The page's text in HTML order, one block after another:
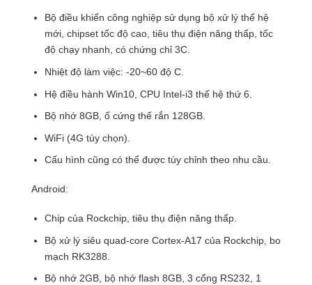
Bộ điều khiển công nghiệp sử dụng bộ xử lý thế hệ
mới, chipset tốc độ cao, tiêu thụ điện năng thấp, tốc
độ chạy nhanh, có chứng chỉ 3C.
Nhiệt độ làm việc: -20~60 độ C.
Hệ điều hành Win10, CPU Intel-i3 thế hệ thứ 6.
Bộ nhớ 8GB, ổ cứng thể rắn 128GB.
WiFi (4G tùy chọn).
Cấu hình cũng có thể được tùy chỉnh theo nhu cầu.
Android:
Chip của Rockchip, tiêu thụ điện năng thấp.
Bộ xử lý siêu quad-core Cortex-A17 của Rockchip, bo
mạch RK3288.
Bộ nhớ 2GB, bộ nhớ flash 8GB, 3 cổng RS232, 1